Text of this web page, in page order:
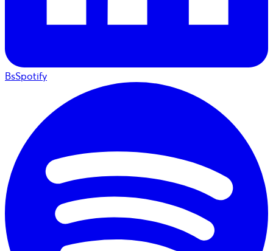
BsSpotify